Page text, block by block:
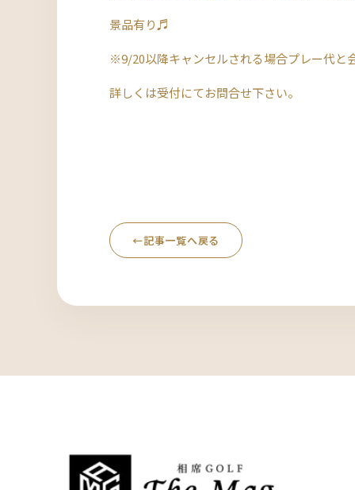
景品有り♬
※9/20以降キャンセルされる場合プレー代と
詳しくは受付にてお問合せ下さい。
←記事一覧へ戻る